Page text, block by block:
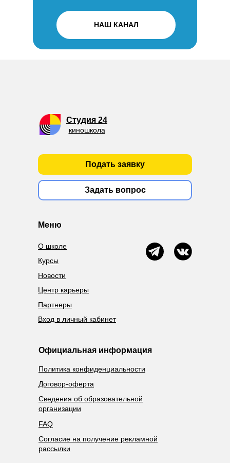
НАШ КАНАЛ
Студия 24
киношкола
Меню
Официальная информация
О школе
Курсы
Политика конфиденциальности
Договор-оферта
Сведения об образовательной
организации
Согласие на получение рекламной
рассылки
FAQ
Новости
Подать заявку
Задать вопрос
Вход в личный кабинет
Партнеры
Центр карьеры